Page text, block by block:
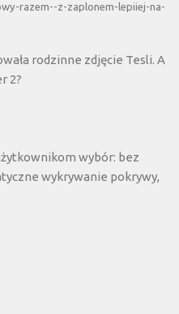
razem--z-zaplonem-lepiiej-na-
rodzinne zdjęcie Tesli. A
2?
wybór: bez
wykrywanie pokrywy,